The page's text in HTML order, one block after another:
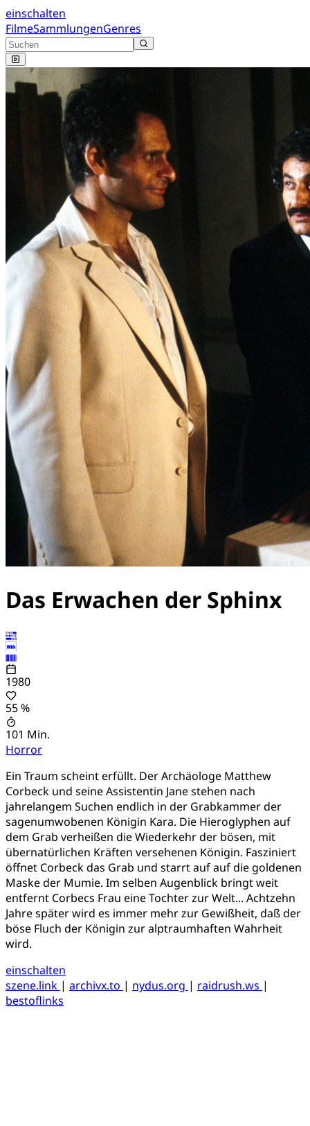
einschalten
FilmeSammlungenGenres
Das Erwachen der Sphinx
1980
55 %
101 Min.
Horror
Ein Traum scheint erfüllt. Der Archäologe Matthew
Corbeck und seine Assistentin Jane stehen nach
jahrelangem Suchen endlich in der Grabkammer der
sagenumwobenen Königin Kara. Die Hieroglyphen auf
dem Grab verheißen die Wiederkehr der bösen, mit
übernatürlichen Kräften versehenen Königin. Fasziniert
öffnet Corbeck das Grab und starrt auf auf die goldenen
Maske der Mumie. Im selben Augenblick bringt weit
entfernt Corbecs Frau eine Tochter zur Welt... Achtzehn
Jahre später wird es immer mehr zur Gewißheit, daß der
böse Fluch der Königin zur alptraumhaften Wahrheit
wird.
einschalten
szene.link | archivx.to | nydus.org | raidrush.ws |
bestoflinks